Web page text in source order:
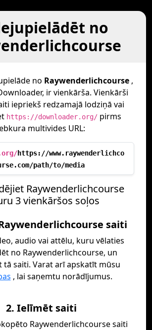
no
no Raywenderlichcourse ,
ir vienkārša. Vienkārši
iepriekš redzamajā lodziņā vai
https://downloader.org/pirms
multivides URL:
https://www.raywenderlichco
path/to/media
Raywenderlichcourse
3 vienkāršos soļos
saiti
audio vai attēlu, kuru vēlaties
no Raywenderlichcourse, un
tā saiti. Varat arī apskatīt mūsu
, lai saņemtu norādījumus.
2. Ielīmēt saiti
Raywenderlichcourse saiti